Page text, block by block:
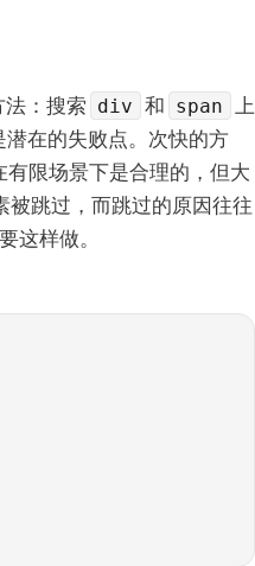
：搜索 div 和 span 上
在的失败点。次快的方
有限场景下是合理的，但大
被跳过，而跳过的原因往往
这样做。